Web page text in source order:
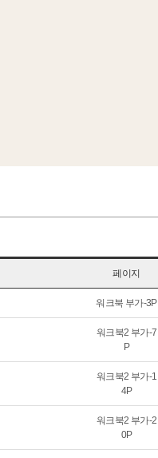
페이지
워크북 부가-3P
워크북2 부가-7
P
워크북2 부가-1
4P
워크북2 부가-2
0P